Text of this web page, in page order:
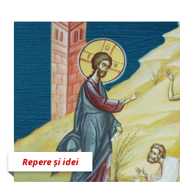
Repere și idei